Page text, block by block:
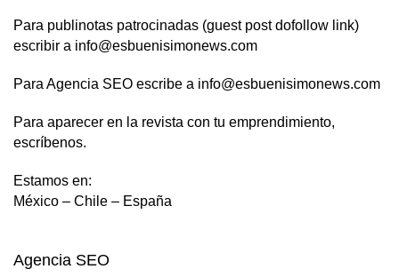
Para publinotas patrocinadas (guest post dofollow link)
escribir a info@esbuenisimonews.com
Para Agencia SEO escribe a info@esbuenisimonews.com
Para aparecer en la revista con tu emprendimiento,
escríbenos.
Estamos en:
México – Chile – España
Agencia SEO